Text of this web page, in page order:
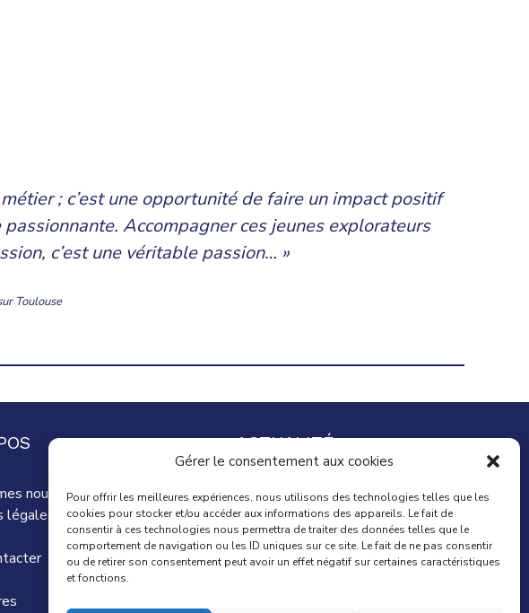
Gérer le consentement aux cookies
Pour offrir les meilleures expériences, nous utilisons des technologies telles que les
cookies pour stocker et/ou accéder aux informations des appareils. Le fait de
consentir à ces technologies nous permettra de traiter des données telles que le
comportement de navigation ou les ID uniques sur ce site. Le fait de ne pas consentir
ou de retirer son consentement peut avoir un effet négatif sur certaines caractéristiques
et fonctions.
; c’est une opportunité de faire un impact positif
Accompagner ces jeunes explorateurs
c’est une véritable passion… »
Toulouse
nous ?
légales
ACTUALITÉ
Mag du Particuiler Employeur
Comment choisir ma nounou ?
Comment déclarer ma nounou ?
Aides Caf pour ma nounou